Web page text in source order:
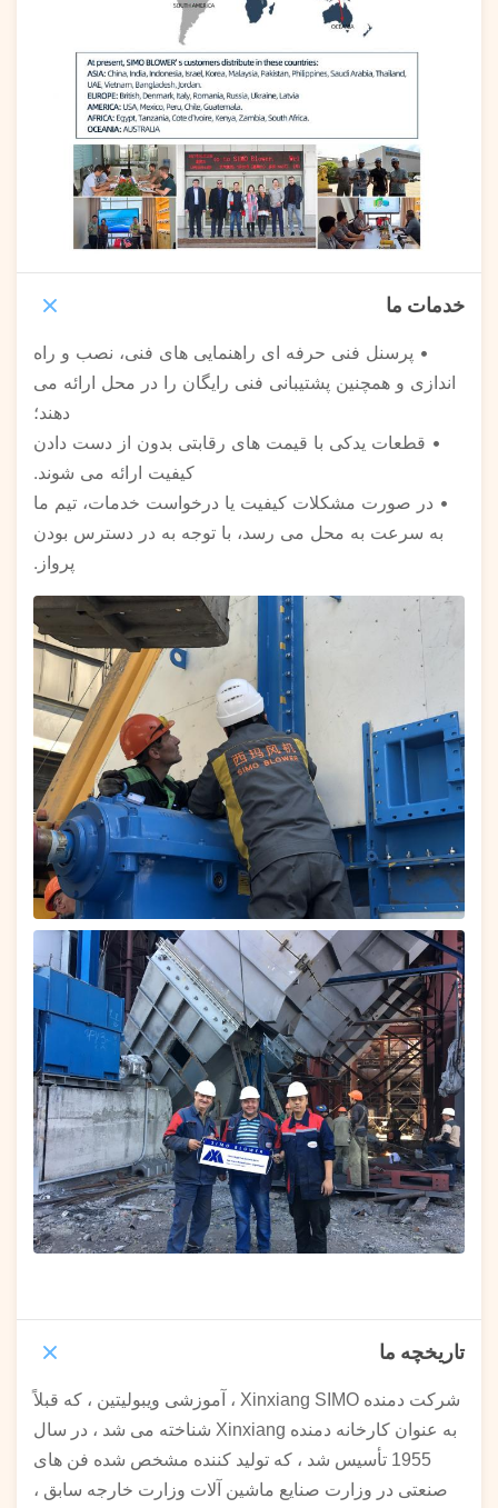
خدمات ما
• پرسنل فنی حرفه ای راهنمایی های فنی، نصب و راه
اندازی و همچنین پشتیبانی فنی رایگان را در محل ارائه می
دهند؛
• قطعات یدکی با قیمت های رقابتی بدون از دست دادن
کیفیت ارائه می شوند.
• در صورت مشکلات کیفیت یا درخواست خدمات، تیم ما
به سرعت به محل می رسد، با توجه به در دسترس بودن
پرواز.
تاریخچه ما
شرکت دمنده Xinxiang SIMO ، آموزشی ویبولیتین ، که قبلاً
به عنوان کارخانه دمنده Xinxiang شناخته می شد ، در سال
1955 تأسیس شد ، که تولید کننده مشخص شده فن های
صنعتی در وزارت صنایع ماشین آلات وزارت خارجه سابق ،